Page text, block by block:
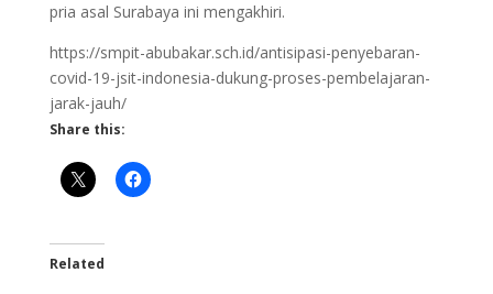
pria asal Surabaya ini mengakhiri.
https://smpit-abubakar.sch.id/antisipasi-penyebaran-
covid-19-jsit-indonesia-dukung-proses-pembelajaran-
jarak-jauh/
Share this:
Related